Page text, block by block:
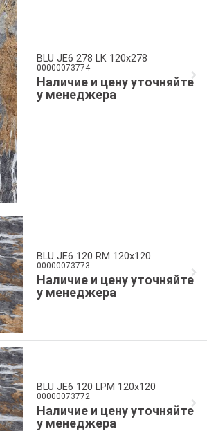
BLU JE6 278 LK 120x278
00000073774
Наличие и цену уточняйте
у менеджера
BLU JE6 120 RM 120x120
00000073773
Наличие и цену уточняйте
у менеджера
BLU JE6 120 LPM 120x120
00000073772
Наличие и цену уточняйте
у менеджера